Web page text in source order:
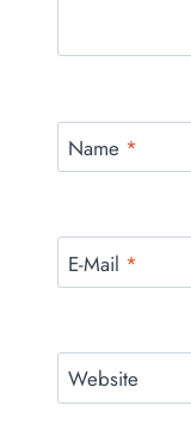
Name *
E-Mail *
Website